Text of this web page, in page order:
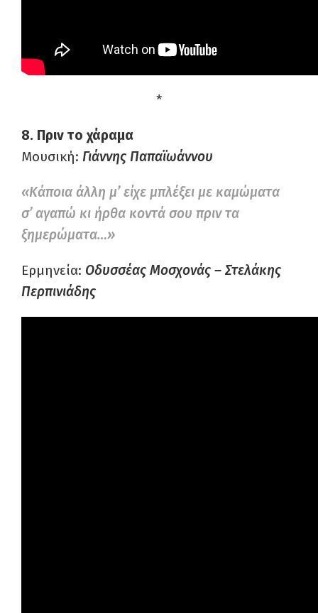
*
8. Πριν το χάραμα
Μουσική: Γιάννης Παπαϊωάννου
«Κάποια άλλη μ’ είχε μπλέξει με καμώματα
σ’ αγαπώ κι ήρθα κοντά σου πριν τα
ξημερώματα…»
Ερμηνεία: Οδυσσέας Μοσχονάς – Στελάκης
Περπινιάδης